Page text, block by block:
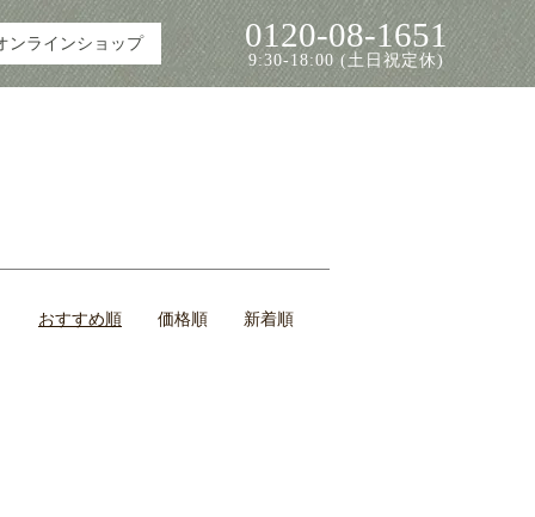
ンラインショップ 0120-08-1651
9:30-18:00 (土日祝定休)
おすすめ順 価格順 新着順